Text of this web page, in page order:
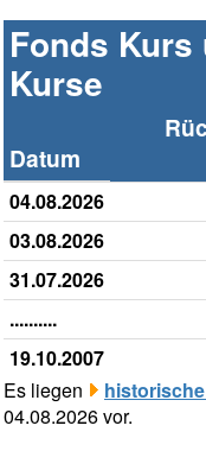
Fonds
Kurse
Datum
04.08.2026
03.08.2026
31.07.2026
..........
19.10.2007
Es liegen
04.08.2026 vor.